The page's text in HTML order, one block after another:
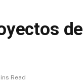
de
Read